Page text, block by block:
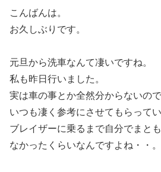
こんばんは。
お久しぶりです。
元旦から洗車なんて凄いですね。
私も昨日行いました。
実は車の事とか全然分からないので
いつも凄く参考にさせてもらってい
ブレイザーに乗るまで自分でまと
なかったくらいなんですよね・・。